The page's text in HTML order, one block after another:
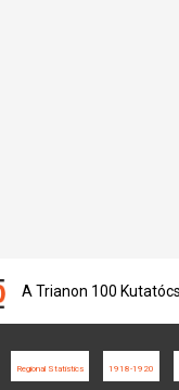
A Trianon 100
Regional Statistics 1918-1920